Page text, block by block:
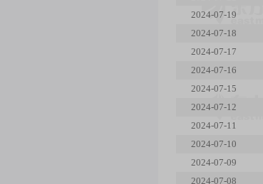
2024-07-19
2024-07-18
2024-07-17
2024-07-16
2024-07-15
2024-07-12
2024-07-11
2024-07-10
2024-07-09
2024-07-08